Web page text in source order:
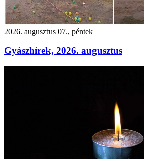
2026. augusztus 07., péntek
Gyászhírek, 2026. augusztus